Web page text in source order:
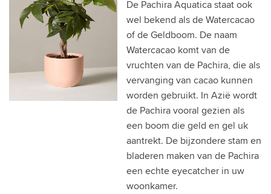
De Pachira Aquatica staat ook
wel bekend als de Watercacao
of de Geldboom. De naam
Watercacao komt van de
vruchten van de Pachira, die als
vervanging van cacao kunnen
worden gebruikt. In Azië wordt
de Pachira vooral gezien als
een boom die geld en gel uk
aantrekt. De bijzondere stam en
bladeren maken van de Pachira
een echte eyecatcher in uw
woonkamer.